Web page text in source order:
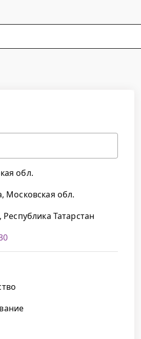
обл.
Московская обл.
Республика Татарстан